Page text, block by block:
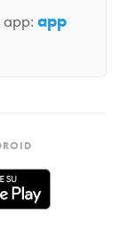
app: app